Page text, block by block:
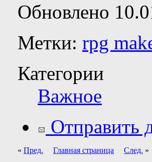
Обновлено
Метки: rpg
Категории
Важное
Отправить
« Пред. Главная страница След. »